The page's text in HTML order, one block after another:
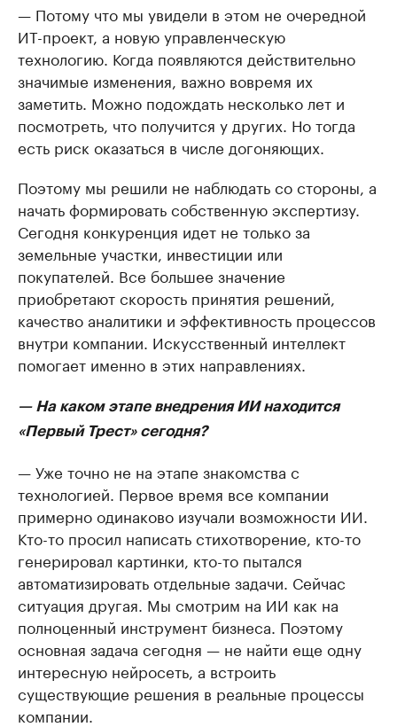
— Потому что мы увидели в этом не очередной
ИТ-проект, а новую управленческую
технологию. Когда появляются действительно
значимые изменения, важно вовремя их
заметить. Можно подождать несколько лет и
посмотреть, что получится у других. Но тогда
есть риск оказаться в числе догоняющих.
Поэтому мы решили не наблюдать со стороны, а
начать формировать собственную экспертизу.
Сегодня конкуренция идет не только за
земельные участки, инвестиции или
покупателей. Все большее значение
приобретают скорость принятия решений,
качество аналитики и эффективность процессов
внутри компании. Искусственный интеллект
помогает именно в этих направлениях.
— На каком этапе внедрения ИИ находится
«Первый Трест» сегодня?
— Уже точно не на этапе знакомства с
технологией. Первое время все компании
примерно одинаково изучали возможности ИИ.
Кто-то просил написать стихотворение, кто-то
генерировал картинки, кто-то пытался
автоматизировать отдельные задачи. Сейчас
ситуация другая. Мы смотрим на ИИ как на
полноценный инструмент бизнеса. Поэтому
основная задача сегодня — не найти еще одну
интересную нейросеть, а встроить
существующие решения в реальные процессы
компании.